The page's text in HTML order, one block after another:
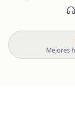
Mejores